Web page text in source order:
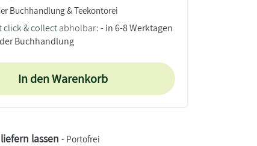
Buchhandlung & Teekontorei
click & collect abholbar:- in 6-8 Werktagen
Buchhandlung
In den Warenkorb
lassen - Portofrei